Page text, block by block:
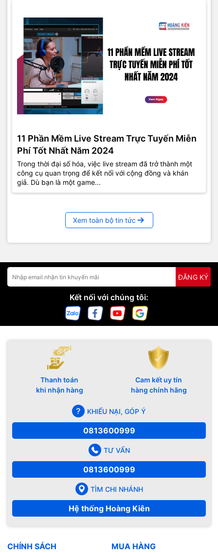
11 Phần Mềm Live Stream Trực Tuyến Miễn
Phí Tốt Nhất Năm 2024
Trong thời đại số hóa, việc live stream đã trở thành một
công cụ quan trọng để kết nối với cộng đồng và khán
giả. Dù bạn là một game...
Xem toàn bộ tin tức
ĐĂNG KÝ
Kết nối với chúng tôi:
Thanh toán
khi nhận hàng
Cam kết uy tín
hàng chính hãng
KHIẾU NẠI, GÓP Ý
0813600999
TƯ VẤN
0813600999
TÌM CHI NHÁNH
Hệ thống Hoàng Kiên
CHÍNH SÁCH MUA HÀNG